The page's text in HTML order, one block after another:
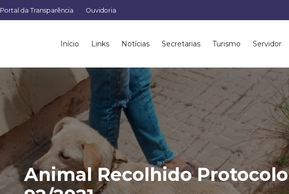
Portal da Transparência Ouvidoria
Início Links Notícias Secretarias Turismo Servidor
Animal Recolhido Protocolo